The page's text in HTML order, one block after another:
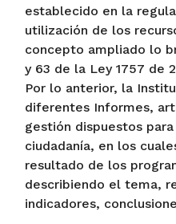
establecido en la
utilización de los
concepto ampliado lo
y 63 de la Ley 1757 de
Por lo anterior, la
diferentes Informes,
gestión dispuestos
ciudadanía, en los
resultado de los
describiendo el tema,
indicadores,